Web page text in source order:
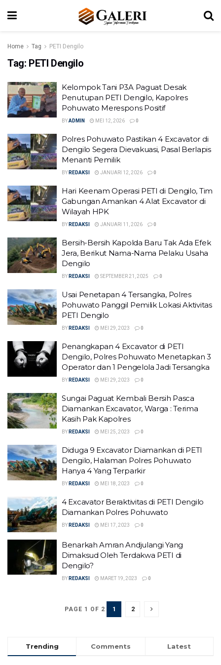
Home Tag PETI Dengilo
Tag: PETI Dengilo
Kelompok Tani P3A Paguat Desak
Penutupan PETI Dengilo, Kapolres
Pohuwato Merespons Positif
BYADMIN MEI 12, 2026 0
Polres Pohuwato Pastikan 4 Excavator di
Dengilo Segera Dievakuasi, Pasal Berlapis
Menanti Pemilik
BY REDAKSI JANUARI 12, 2026 0
Hari Keenam Operasi PETI di Dengilo, Tim
Gabungan Amankan 4 Alat Excavator di
Wilayah HPK
BY REDAKSI JANUARI 11, 2026 0
Bersih-Bersih Kapolda Baru Tak Ada Efek
Jera, Berikut Nama-Nama Pelaku Usaha
Dengilo
BY REDAKSI SEPTEMBER 21, 2025 0
Usai Penetapan 4 Tersangka, Polres
Pohuwato Panggil Pemilik Lokasi Aktivitas
PETI Dengilo
BY REDAKSI MEI 29, 2023 0
Penangkapan 4 Excavator di PETI
Dengilo, Polres Pohuwato Menetapkan 3
Operator dan 1 Pengelola Jadi Tersangka
BY REDAKSI MEI 29, 2023 0
Sungai Paguat Kembali Bersih Pasca
Diamankan Excavator, Warga : Terima
Kasih Pak Kapolres
BY REDAKSI MEI 25, 2023 0
Diduga 9 Excavator Diamankan di PETI
Dengilo, Halaman Polres Pohuwato
Hanya 4 Yang Terparkir
BY REDAKSI MEI 18, 2023 0
4 Excavator Beraktivitas di PETI Dengilo
Diamankan Polres Pohuwato
BY REDAKSI MEI 17, 2023 0
Benarkah Amran Andjulangi Yang
Dimaksud Oleh Terdakwa PETI di
Dengilo?
BY REDAKSI MARET 19, 2023 0
PAGE 1 OF 2 1 2
Trending Comments Latest